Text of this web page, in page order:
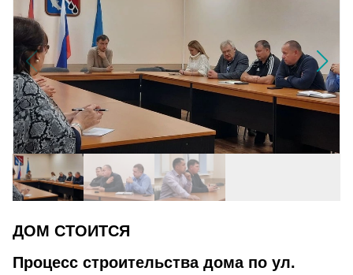
ДОМ СТОИТСЯ
Процесс строительства дома по ул.